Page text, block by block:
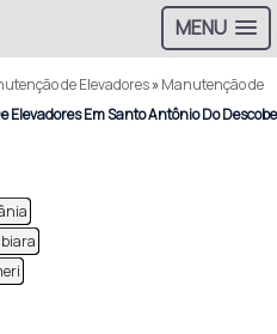
MENU
de Elevadores»Manutenção de
Elevadores Em Santo Antônio Do